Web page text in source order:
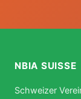
NBIA SUISSE
Schweizer